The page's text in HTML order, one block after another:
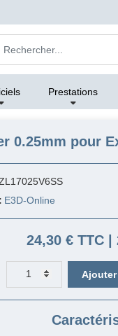
Prestations
0.25mm pour
E3D-Online
24,30 € TTC |